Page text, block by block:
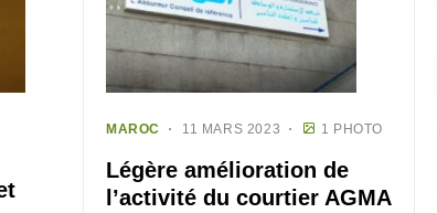
MAROC 11 MARS 2023 1 PHOTO
Légère amélioration de
l’activité du courtier AGMA